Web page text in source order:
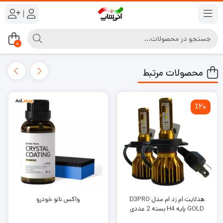
|
0
محصولات مرتبط
٪20
هدلایت ام زد ام مدل D3PRO
GOLD پایه H4 بسته 2 عددی
واکس نانو خودرو